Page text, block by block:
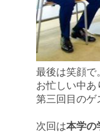
最後は笑顔で
お忙しい中あ
第三回目のゲ
次回は本学の